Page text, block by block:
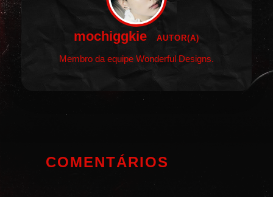
mochiggkie AUTOR(A)
Membro da equipe Wonderful Designs.
COMENTÁRIOS